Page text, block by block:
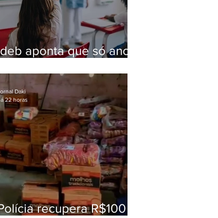
aponta que só anos
da educação
recupera R$100
Daki
22 horas